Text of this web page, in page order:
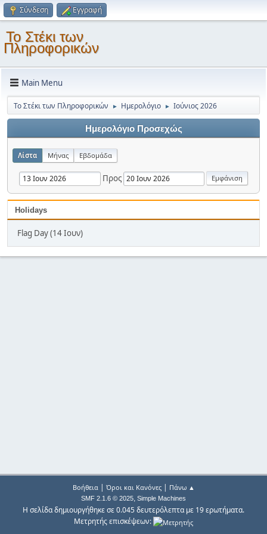
Σύνδεση Εγγραφή
Το Στέκι των
Πληροφορικών
Main Menu
Το Στέκι των Πληροφορικών ► Ημερολόγιο ► Ιούνιος 2026
Ημερολόγιο Προσεχώς
Λίστα Μήνας Εβδομάδα
Προς
Holidays
Flag Day (14 Ιουν)
Βοήθεια| Όροι και Κανόνες| Πάνω ▲
SMF 2.1.6 © 2025, Simple Machines
Η σελίδα δημιουργήθηκε σε 0.045 δευτερόλεπτα με 19 ερωτήματα.
Μετρητής επισκέψεων: